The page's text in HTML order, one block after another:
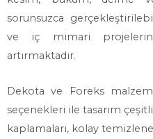
sorunsuzca
ve iç mimari
artırmaktadır.
Dekota ve Foreks
seçenekleri ile tasarım
kaplamaları, kolay